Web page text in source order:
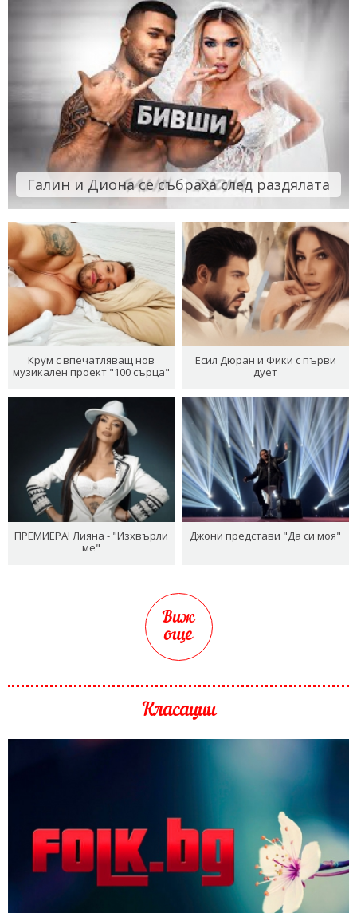
Галин и Диона се събраха след раздялата
Крум с впечатляващ нов
музикален проект "100 сърца"
Есил Дюран и Фики с първи
дует
ПРЕМИЕРА! Лияна - "Изхвърли
ме"
Джони представи "Да си моя"
Виж
още
Класации